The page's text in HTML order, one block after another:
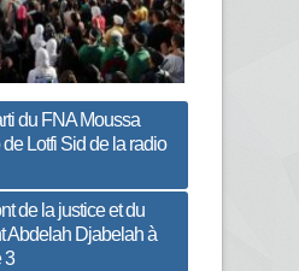
du FNA Moussa
Lotfi Sid de la radio
de la justice et du
Abdelah Djabelah à
3